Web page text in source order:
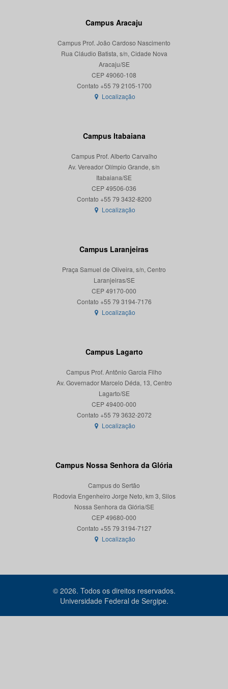
Campus Aracaju
Campus Prof. João Cardoso Nascimento
Rua Cláudio Batista, s/n, Cidade Nova
Aracaju/SE
CEP 49060-108
Localização
Campus Itabaiana
Campus Prof. Alberto Carvalho
Av. Vereador Olímpio Grande, s/n
Itabaiana/SE
CEP 49506-036
Localização
Campus Laranjeiras
Praça Samuel de Oliveira, s/n, Centro
Laranjeiras/SE
CEP 49170-000
Localização
Campus Lagarto
Campus Prof. Antônio Garcia Filho
Av. Governador Marcelo Déda, 13, Centro
Lagarto/SE
CEP 49400-000
Localização
Campus Nossa Senhora da Glória
Campus do Sertão
Rodovia Engenheiro Jorge Neto, km 3, Silos
Nossa Senhora da Glória/SE
CEP 49680-000
Contato +55 79 3194-7127
Localização
© 2026. Todos os direitos reservados.
Universidade Federal de Sergipe.